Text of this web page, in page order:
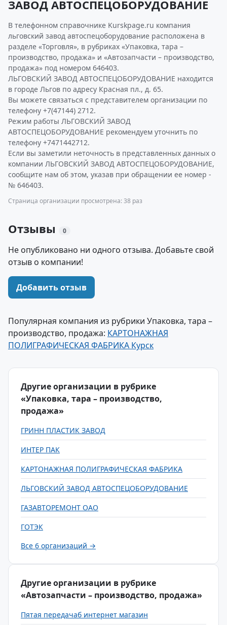
ЗАВОД АВТОСПЕЦОБОРУДОВАНИЕ
В телефонном справочнике Kurskpage.ru компания
льговский завод автоспецоборудование расположена в
разделе «Торговля», в рубриках «Упаковка, тара –
производство, продажа» и «Автозапчасти – производство,
продажа» под номером 646403.
ЛЬГОВСКИЙ ЗАВОД АВТОСПЕЦОБОРУДОВАНИЕ находится
в городе Льгов по адресу Кpасная пл., д. 65.
Вы можете связаться с представителем организации по
телефону +7(47144) 2712.
Режим работы ЛЬГОВСКИЙ ЗАВОД
АВТОСПЕЦОБОРУДОВАНИЕ рекомендуем уточнить по
телефону +7471442712.
Если вы заметили неточность в представленных данных о
компании ЛЬГОВСКИЙ ЗАВОД АВТОСПЕЦОБОРУДОВАНИЕ,
сообщите нам об этом, указав при обращении ее номер -
№ 646403.
Страница организации просмотрена: 38 раз
Отзывы 0
Не опубликовано ни одного отзыва. Добавьте свой
отзыв о компании!
Добавить отзыв
Популярная компания из рубрики Упаковка, тара –
производство, продажа: КАРТОHАЖHАЯ
ПОЛИГРАФИЧЕСКАЯ ФАБРИКА Курск
Другие организации в рубрике
«Упаковка, тара – производство,
продажа»
ГРИНН ПЛАСТИК ЗАВОД
ИНТЕР ПАК
КАРТОHАЖHАЯ ПОЛИГРАФИЧЕСКАЯ ФАБРИКА
ЛЬГОВСКИЙ ЗАВОД АВТОСПЕЦОБОРУДОВАНИЕ
ГАЗАВТОРЕМОНТ ОАО
ГОТЭК
Все 6 организаций →
Другие организации в рубрике
«Автозапчасти – производство, продажа»
Пятая передачаб интернет магазин